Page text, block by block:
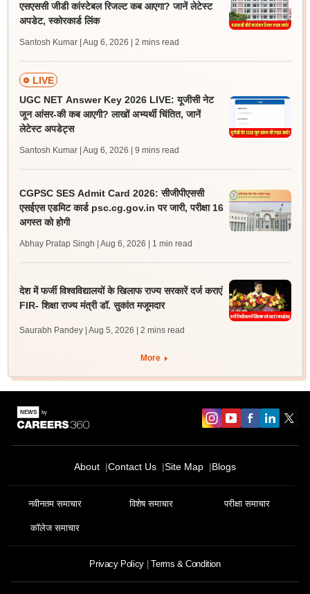
एसएससी जीडी कांस्टेबल रिजल्ट कब आएगा? जानें लेटेस्ट
अपडेट, स्कोरकार्ड लिंक
Santosh Kumar | Aug 6, 2026 | 2 mins read
LIVE
UGC NET Answer Key 2026 LIVE: यूजीसी नेट
जून आंसर-की कब आएगी? लाखों अभ्यर्थी चिंतित, जानें
लेटेस्ट अपडेट्स
Santosh Kumar | Aug 6, 2026 | 9 mins read
CGPSC SES Admit Card 2026: सीजीपीएससी
एसईएस एडमिट कार्ड psc.cg.gov.in पर जारी, परीक्षा 16
अगस्त को होगी
Abhay Pratap Singh | Aug 6, 2026 | 1 min read
देश में फर्जी विश्वविद्यालयों के खिलाफ राज्य सरकारें दर्ज कराएं
FIR- शिक्षा राज्य मंत्री डॉ. सुकांत मजूमदार
Saurabh Pandey | Aug 5, 2026 | 2 mins read
More
About Contact Us Site Map Blogs
नवीनतम समाचार विशेष समाचार परीक्षा समाचार
कॉलेज समाचार
Privacy Policy Terms & Condition